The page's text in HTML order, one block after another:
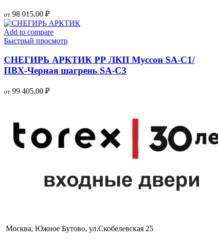
от 98 015,00 ₽
Add to compare
Быстрый просмотр
СНЕГИРЬ АРКТИК РР ЛКП Муссон SA-C1/
ПВХ-Черная шагрень SA-C3
от 99 405,00 ₽
Москва, Южное Бутово, ул.Скобелевская 25